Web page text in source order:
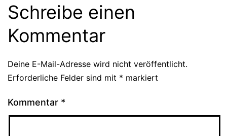
Schreibe einen
Kommentar
Deine E-Mail-Adresse wird nicht veröffentlicht.
Erforderliche Felder sind mit * markiert
Kommentar *